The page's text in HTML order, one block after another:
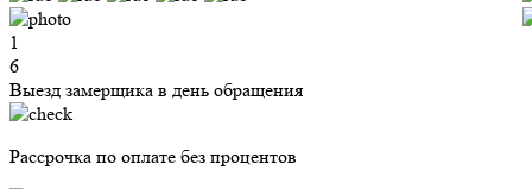
1
6
Выезд замерщика в день обращения
Рассрочка по оплате без процентов